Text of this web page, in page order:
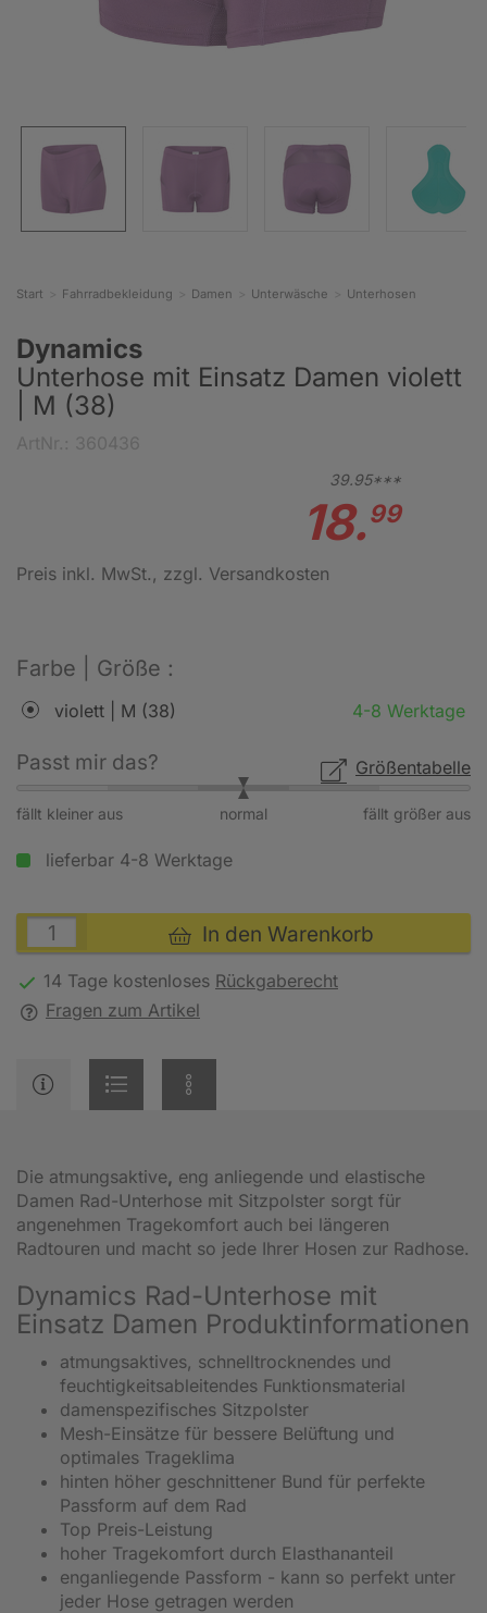
Start Fahrradbekleidung Damen Unterwäsche Unterhosen
Dynamics
Unterhose mit Einsatz Damen violett
| M (38)
39.95***
18.99
Preis inkl. MwSt., zzgl. Versandkosten
Farbe | Größe :
violett | M (38) 4-8 Werktage
Größentabelle
Passt mir das?
fällt kleiner aus fällt größer aus
normal
lieferbar 4-8 Werktage
In den Warenkorb
14 Tage kostenloses Rückgaberecht
Fragen zum Artikel
Die atmungsaktive, eng anliegende und elastische
Damen Rad-Unterhose mit Sitzpolster sorgt für
angenehmen Tragekomfort auch bei längeren
Radtouren und macht so jede Ihrer Hosen zur Radhose.
Dynamics Rad-Unterhose mit
Einsatz Damen Produktinformationen
atmungsaktives, schnelltrocknendes und
feuchtigkeitsableitendes Funktionsmaterial
damenspezifisches Sitzpolster
Mesh-Einsätze für bessere Belüftung und
optimales Trageklima
hinten höher geschnittener Bund für perfekte
Passform auf dem Rad
Top Preis-Leistung
hoher Tragekomfort durch Elasthananteil
enganliegende Passform - kann so perfekt unter
jeder Hose getragen werden